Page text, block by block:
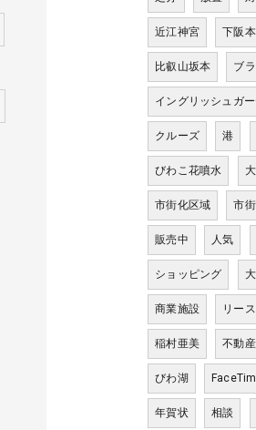
近江神宮 下阪本
比叡山坂本 ブ
イングリッシュガ
クルーズ 港
びわこ花噴水
市街化区域 市
販売中 人気
ショッピング
商業施設 リー
稲村亜美 不動
びわ湖
年賀状 相談